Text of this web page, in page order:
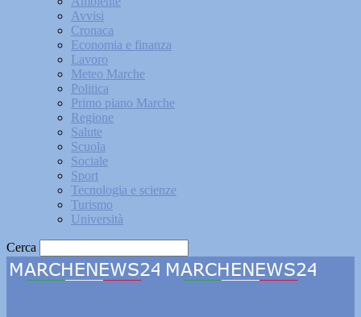
Avvisi
Cronaca
Economia e finanza
Lavoro
Meteo Marche
Politica
Primo piano Marche
Regione
Salute
Scuola
Sociale
Sport
Tecnologia e scienze
Turismo
Università
Cerca